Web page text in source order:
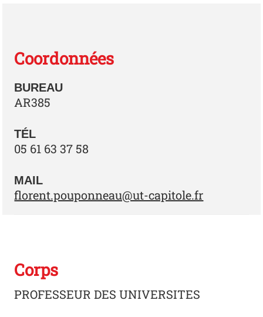
Coordonnées
BUREAU
AR385
TÉL
05 61 63 37 58
MAIL
florent.pouponneau@ut-capitole.fr
Corps
PROFESSEUR DES UNIVERSITES